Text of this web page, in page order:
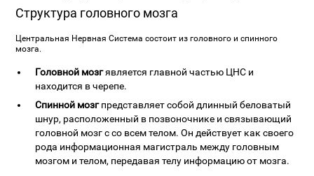
Структура головного мозга
Центральная Нервная Система состоит из головного и спинного
мозга.
Головной мозгявляется главной частью ЦНС и
находится в черепе.
Спинной мозгпредставляет собой длинный беловатый
шнур, расположенный в позвоночнике и связывающий
головной мозг с со всем телом. Он действует как своего
рода информационная магистраль между головным
мозгом и телом, передавая телу информацию от мозга.